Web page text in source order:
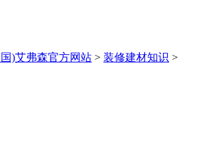
国)艾弗森官方网站 > 装修建材知识 >